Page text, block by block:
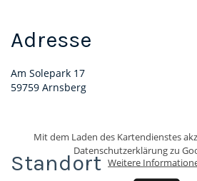
Adresse
Am Solepark 17
59759 Arnsberg
Standort
Mit dem Laden des Kartendienstes
Datenschutzerklärung zu
Weitere